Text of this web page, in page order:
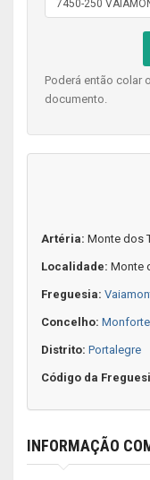
Poderá então colar
documento.
Artéria: Monte dos
Localidade: Monte
Freguesia:
Concelho: Monforte
Distrito: Portalegre
Código da
INFORMAÇÃO